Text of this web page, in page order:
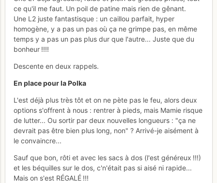
ce qu'il me faut. Un poil de patine mais rien de gênant.
Une L2 juste fantastisque : un caillou parfait, hyper
homogène, y a pas un pas où ça ne grimpe pas, en même
temps y a pas un pas plus dur que l'autre... Juste que du
bonheur !!!!
Descente en deux rappels.
En place pour la Polka
L'est déjà plus très tôt et on ne pète pas le feu, alors deux
options s'offrent à nous : rentrer à pieds, mais Mamie risque
de lutter... Ou sortir par deux nouvelles longueurs : "ça ne
devrait pas être bien plus long, non" ? Arrivé-je aisément à
le convaincre...
Sauf que bon, rôti et avec les sacs à dos (l'est généreux !!!)
et les béquilles sur le dos, c'n'était pas si aisé ni rapide...
Mais on s'est RÉGALÉ !!!